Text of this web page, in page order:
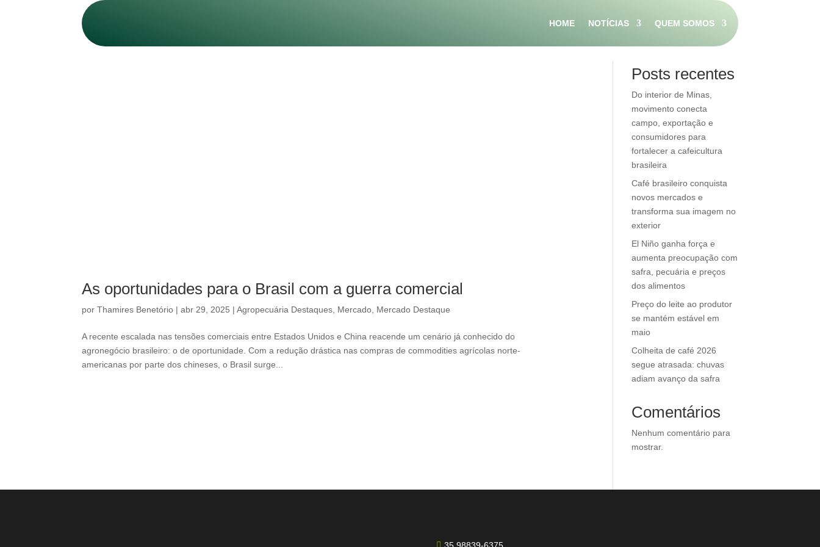
HOME NOTÍCIAS QUEM SOMOS
As oportunidades para o Brasil com a guerra comercial
porThamires Benetório |abr 29, 2025 |Agropecuária Destaques, Mercado, Mercado Destaque
A recente escalada nas tensões comerciais entre Estados Unidos e China reacende um cenário já conhecido do
agronegócio brasileiro: o de oportunidade. Com a redução drástica nas compras de commodities agrícolas norte-
americanas por parte dos chineses, o Brasil surge...
Posts recentes
Do interior de Minas,
movimento conecta
campo, exportação e
consumidores para
fortalecer a cafeicultura
brasileira
Café brasileiro conquista
novos mercados e
transforma sua imagem no
exterior
El Niño ganha força e
aumenta preocupação com
safra, pecuária e preços
dos alimentos
Preço do leite ao produtor
se mantém estável em
maio
Colheita de café 2026
segue atrasada: chuvas
adiam avanço da safra
Comentários
Nenhum comentário para
mostrar.
